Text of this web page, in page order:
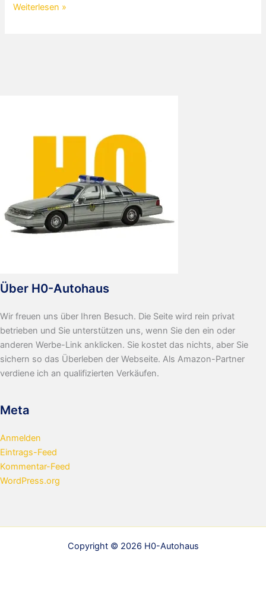
Mercedes
Weiterlesen »
Über H0-Autohaus
Wir freuen uns über Ihren Besuch. Die Seite wird rein privat
betrieben und Sie unterstützen uns, wenn Sie den ein oder
anderen Werbe-Link anklicken. Sie kostet das nichts, aber Sie
sichern so das Überleben der Webseite. Als Amazon-Partner
verdiene ich an qualifizierten Verkäufen.
Meta
Anmelden
Eintrags-Feed
Kommentar-Feed
WordPress.org
Copyright © 2026 H0-Autohaus